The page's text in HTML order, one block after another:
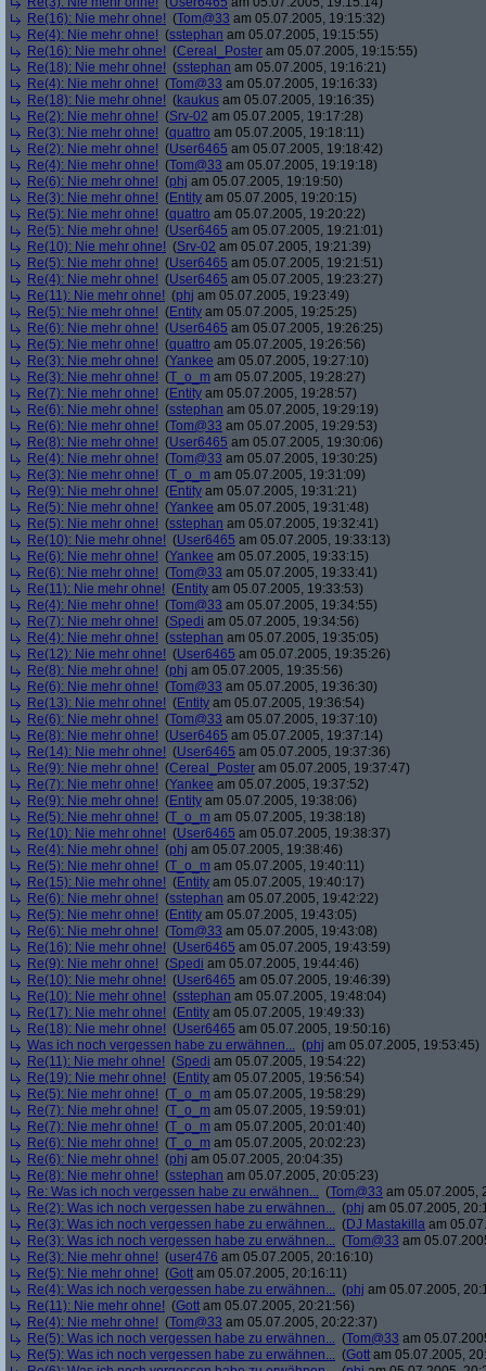
Re(16): Nie mehr ohne! (Tom@33 am 05.07.2005, 19:15:32)
Re(4): Nie mehr ohne! (sstephan am 05.07.2005, 19:15:55)
Re(16): Nie mehr ohne! (Cereal_Poster am 05.07.2005, 19:15:55)
Re(18): Nie mehr ohne! (sstephan am 05.07.2005, 19:16:21)
Re(4): Nie mehr ohne! (Tom@33 am 05.07.2005, 19:16:33)
Re(18): Nie mehr ohne! (kaukus am 05.07.2005, 19:16:35)
Re(2): Nie mehr ohne! (Srv-02 am 05.07.2005, 19:17:28)
Re(3): Nie mehr ohne! (quattro am 05.07.2005, 19:18:11)
Re(2): Nie mehr ohne! (User6465 am 05.07.2005, 19:18:42)
Re(4): Nie mehr ohne! (Tom@33 am 05.07.2005, 19:19:18)
Re(6): Nie mehr ohne! (phj am 05.07.2005, 19:19:50)
Re(3): Nie mehr ohne! (Entity am 05.07.2005, 19:20:15)
Re(5): Nie mehr ohne! (quattro am 05.07.2005, 19:20:22)
Re(5): Nie mehr ohne! (User6465 am 05.07.2005, 19:21:01)
Re(10): Nie mehr ohne! (Srv-02 am 05.07.2005, 19:21:39)
Re(5): Nie mehr ohne! (User6465 am 05.07.2005, 19:21:51)
Re(4): Nie mehr ohne! (User6465 am 05.07.2005, 19:23:27)
Re(11): Nie mehr ohne! (phj am 05.07.2005, 19:23:49)
Re(5): Nie mehr ohne! (Entity am 05.07.2005, 19:25:25)
Re(6): Nie mehr ohne! (User6465 am 05.07.2005, 19:26:25)
Re(5): Nie mehr ohne! (quattro am 05.07.2005, 19:26:56)
Re(3): Nie mehr ohne! (Yankee am 05.07.2005, 19:27:10)
Re(3): Nie mehr ohne! (T_o_m am 05.07.2005, 19:28:27)
Re(7): Nie mehr ohne! (Entity am 05.07.2005, 19:28:57)
Re(6): Nie mehr ohne! (sstephan am 05.07.2005, 19:29:19)
Re(6): Nie mehr ohne! (Tom@33 am 05.07.2005, 19:29:53)
Re(8): Nie mehr ohne! (User6465 am 05.07.2005, 19:30:06)
Re(4): Nie mehr ohne! (Tom@33 am 05.07.2005, 19:30:25)
Re(3): Nie mehr ohne! (T_o_m am 05.07.2005, 19:31:09)
Re(9): Nie mehr ohne! (Entity am 05.07.2005, 19:31:21)
Re(5): Nie mehr ohne! (Yankee am 05.07.2005, 19:31:48)
Re(5): Nie mehr ohne! (sstephan am 05.07.2005, 19:32:41)
Re(10): Nie mehr ohne! (User6465 am 05.07.2005, 19:33:13)
Re(6): Nie mehr ohne! (Yankee am 05.07.2005, 19:33:15)
Re(6): Nie mehr ohne! (Tom@33 am 05.07.2005, 19:33:41)
Re(11): Nie mehr ohne! (Entity am 05.07.2005, 19:33:53)
Re(4): Nie mehr ohne! (Tom@33 am 05.07.2005, 19:34:55)
Re(7): Nie mehr ohne! (Spedi am 05.07.2005, 19:34:56)
Re(4): Nie mehr ohne! (sstephan am 05.07.2005, 19:35:05)
Re(12): Nie mehr ohne! (User6465 am 05.07.2005, 19:35:26)
Re(8): Nie mehr ohne! (phj am 05.07.2005, 19:35:56)
Re(6): Nie mehr ohne! (Tom@33 am 05.07.2005, 19:36:30)
Re(13): Nie mehr ohne! (Entity am 05.07.2005, 19:36:54)
Re(6): Nie mehr ohne! (Tom@33 am 05.07.2005, 19:37:10)
Re(8): Nie mehr ohne! (User6465 am 05.07.2005, 19:37:14)
Re(14): Nie mehr ohne! (User6465 am 05.07.2005, 19:37:36)
Re(9): Nie mehr ohne! (Cereal_Poster am 05.07.2005, 19:37:47)
Re(7): Nie mehr ohne! (Yankee am 05.07.2005, 19:37:52)
Re(9): Nie mehr ohne! (Entity am 05.07.2005, 19:38:06)
Re(5): Nie mehr ohne! (T_o_m am 05.07.2005, 19:38:18)
Re(10): Nie mehr ohne! (User6465 am 05.07.2005, 19:38:37)
Re(4): Nie mehr ohne! (phj am 05.07.2005, 19:38:46)
Re(5): Nie mehr ohne! (T_o_m am 05.07.2005, 19:40:11)
Re(15): Nie mehr ohne! (Entity am 05.07.2005, 19:40:17)
Re(6): Nie mehr ohne! (sstephan am 05.07.2005, 19:42:22)
Re(5): Nie mehr ohne! (Entity am 05.07.2005, 19:43:05)
Re(6): Nie mehr ohne! (Tom@33 am 05.07.2005, 19:43:08)
Re(16): Nie mehr ohne! (User6465 am 05.07.2005, 19:43:59)
Re(9): Nie mehr ohne! (Spedi am 05.07.2005, 19:44:46)
Re(10): Nie mehr ohne! (User6465 am 05.07.2005, 19:46:39)
Re(10): Nie mehr ohne! (sstephan am 05.07.2005, 19:48:04)
Re(17): Nie mehr ohne! (Entity am 05.07.2005, 19:49:33)
Re(18): Nie mehr ohne! (User6465 am 05.07.2005, 19:50:16)
Was ich noch vergessen habe zu erwähnen... (phj am 05.07.2005, 19:53:45)
Re(11): Nie mehr ohne! (Spedi am 05.07.2005, 19:54:22)
Re(19): Nie mehr ohne! (Entity am 05.07.2005, 19:56:54)
Re(5): Nie mehr ohne! (T_o_m am 05.07.2005, 19:58:29)
Re(7): Nie mehr ohne! (T_o_m am 05.07.2005, 19:59:01)
Re(7): Nie mehr ohne! (T_o_m am 05.07.2005, 20:01:40)
Re(6): Nie mehr ohne! (T_o_m am 05.07.2005, 20:02:23)
Re(6): Nie mehr ohne! (phj am 05.07.2005, 20:04:35)
Re(8): Nie mehr ohne! (sstephan am 05.07.2005, 20:05:23)
Re: Was ich noch vergessen habe zu erwähnen... (Tom@33 am 05.07.2005,
Re(2): Was ich noch vergessen habe zu erwähnen... (phj am 05.07.2005,
Re(3): Was ich noch vergessen habe zu erwähnen... (DJ Mastakilla am
Re(3): Was ich noch vergessen habe zu erwähnen... (Tom@33 am
Re(3): Nie mehr ohne! (user476 am 05.07.2005, 20:16:10)
Re(5): Nie mehr ohne! (Gott am 05.07.2005, 20:16:11)
Re(4): Was ich noch vergessen habe zu erwähnen... (phj am 05.07.2005,
Re(11): Nie mehr ohne! (Gott am 05.07.2005, 20:21:56)
Re(4): Nie mehr ohne! (Tom@33 am 05.07.2005, 20:22:37)
Re(5): Was ich noch vergessen habe zu erwähnen... (Tom@33 am
Re(5): Was ich noch vergessen habe zu erwähnen... (Gott am 05.07.2005,